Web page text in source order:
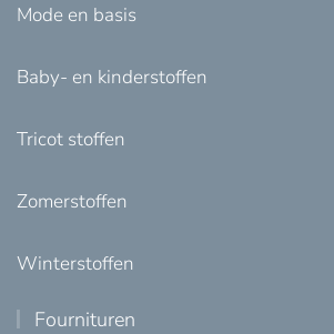
Mode en basis
Baby- en kinderstoffen
Tricot stoffen
Zomerstoffen
Winterstoffen
Fournituren